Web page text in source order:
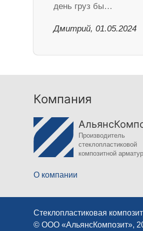
день груз бы…
Дмитрий, 01.05.2024
Компания
Производитель
стеклопластиковой
композитной
О компании
Стеклопластиковая
© ООО «АльянсКомпозит»,